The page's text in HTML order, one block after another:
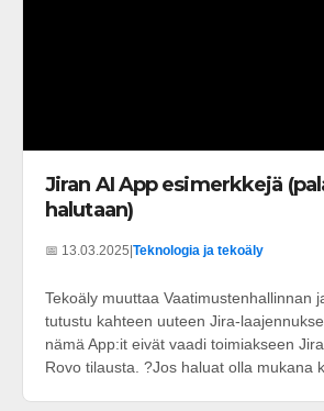
Jiran AI App esimerkkejä
halutaan)
📅 13.03.2025|Teknologia ja tekoäly
Tekoäly muuttaa Vaatimustenhallinnan
tutustu kahteen uuteen Jira-
nämä App:it eivät vaadi toimiakseen
Rovo tilausta. ?Jos haluat olla mukana